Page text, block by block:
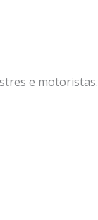
e motoristas.